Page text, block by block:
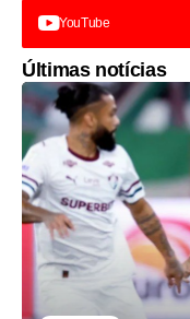
YouTube
Últimas notícias